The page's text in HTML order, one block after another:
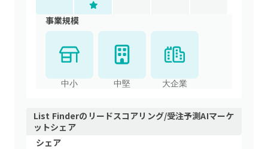
事業規模
中小 中堅 大企業
List Finderの リードスコアリング/受注予測AIマーケ
ットシェア
シェア